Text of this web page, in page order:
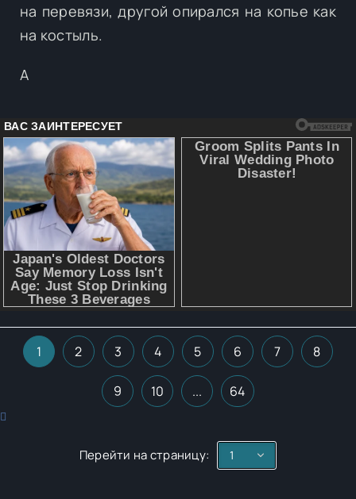
на перевязи, другой опирался на копье как
на костыль.
А
1 2 3 4 5 6 7 8
9 10 ... 64
Перейти на страницу: